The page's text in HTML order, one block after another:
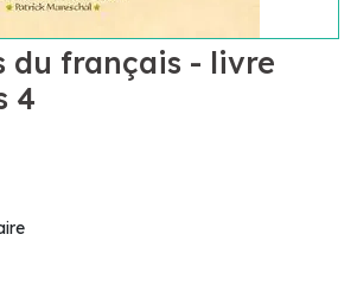
du français - livre
4